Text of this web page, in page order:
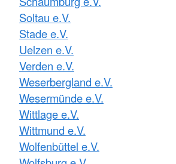
Soltau e.V.
Stade e.V.
Uelzen e.V.
Verden e.V.
Weserbergland e.V.
Wesermünde e.V.
Wittlage e.V.
Wittmund e.V.
Wolfenbüttel e.V.